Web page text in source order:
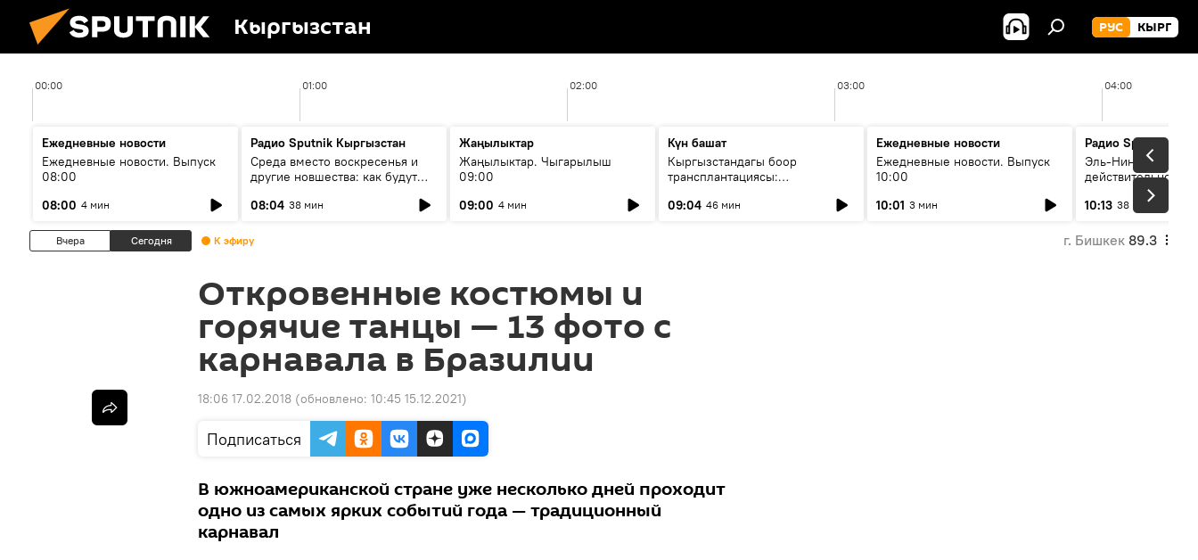
Кыргызстан РУС КЫРГ
00:00 01:00 02:00 03:00 04:00
Ежедневные новости
Ежедневные новости. Выпуск
08:00
08:00 4 мин
Радио Sputnik Кыргызстан
Среда вместо воскресенья и
другие новшества: как будут
08:04 38 мин
Жаңылыктар
Жаңылыктар. Чыгарылыш
09:00
09:00 4 мин
Күн башат
Кыргызстандагы боор
трансплантациясы:
келечеги
09:04 46 мин
Ежедневные новости
Ежедневные новости. Выпуск
10:00
10:01 3 мин
Радио Sputnik
Эль-Ниньо, жара и
действительно
погоду в
10:13 38 мин
Вчера Сегодня К эфиру г. Бишкек 89.3
Откровенные костюмы и
горячие танцы — 13 фото с
карнавала в Бразилии
18:06 17.02.2018 (обновлено: 10:45 15.12.2021)
Подписаться
В южноамериканской стране уже несколько дней проходит
одно из самых ярких событий года — традиционный
карнавал